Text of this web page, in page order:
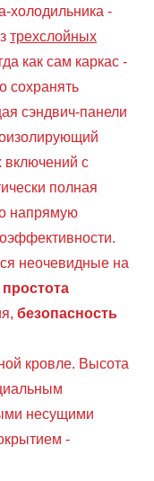
холодильника -
трехслойных
как сам каркас -
сохранять
сэндвич-панели
включений с
полная
напрямую
неочевидные на
простота
безопасность
кровле. Высота
несущими
-